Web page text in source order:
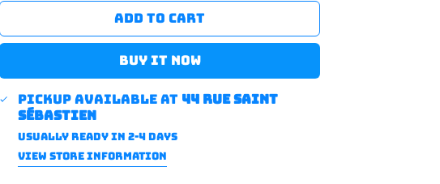
ADD TO CART
BUY IT NOW
Pickup available at 44 rue saint
sébastien
Usually ready in 2-4 days
VIEW STORE INFORMATION